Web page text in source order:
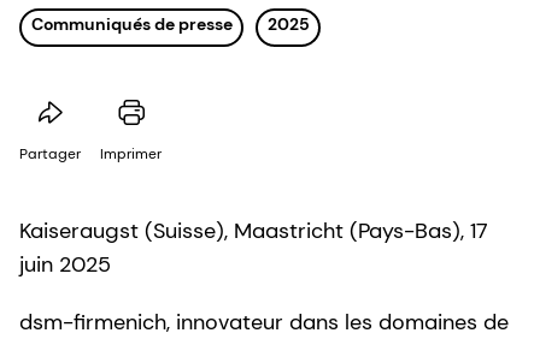
Communiqués de presse 2025
Partager Imprimer
Kaiseraugst (Suisse), Maastricht (Pays-Bas), 17
juin 2025
dsm-firmenich, innovateur dans les domaines de